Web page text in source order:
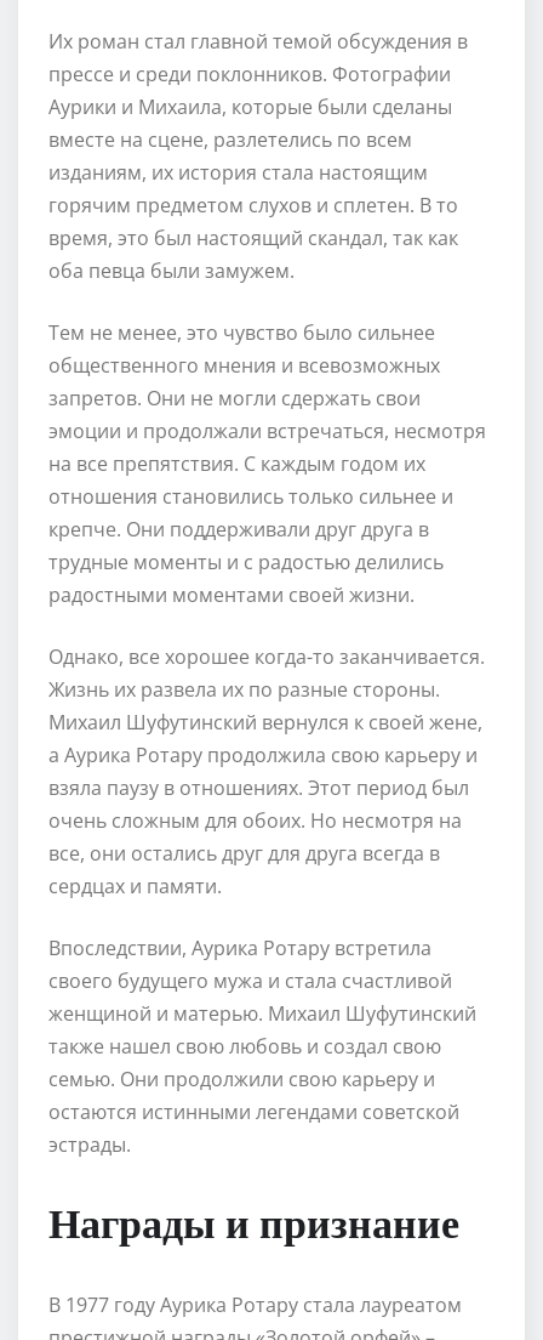
Их роман стал главной темой обсуждения в
прессе и среди поклонников. Фотографии
Аурики и Михаила, которые были сделаны
вместе на сцене, разлетелись по всем
изданиям, их история стала настоящим
горячим предметом слухов и сплетен. В то
время, это был настоящий скандал, так как
оба певца были замужем.
Тем не менее, это чувство было сильнее
общественного мнения и всевозможных
запретов. Они не могли сдержать свои
эмоции и продолжали встречаться, несмотря
на все препятствия. С каждым годом их
отношения становились только сильнее и
крепче. Они поддерживали друг друга в
трудные моменты и с радостью делились
радостными моментами своей жизни.
Однако, все хорошее когда-то заканчивается.
Жизнь их развела их по разные стороны.
Михаил Шуфутинский вернулся к своей жене,
а Аурика Ротару продолжила свою карьеру и
взяла паузу в отношениях. Этот период был
очень сложным для обоих. Но несмотря на
все, они остались друг для друга всегда в
сердцах и памяти.
Впоследствии, Аурика Ротару встретила
своего будущего мужа и стала счастливой
женщиной и матерью. Михаил Шуфутинский
также нашел свою любовь и создал свою
семью. Они продолжили свою карьеру и
остаются истинными легендами советской
эстрады.
Награды и признание
В 1977 году Аурика Ротару стала лауреатом